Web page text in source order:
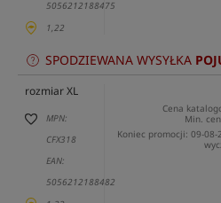
5056212188475
1,22
SPODZIEWANA WYSYŁKA
rozmiar XL
MPN:
CFX318
EAN:
5056212188482
Cena
Min.
Koniec promocji: 09-